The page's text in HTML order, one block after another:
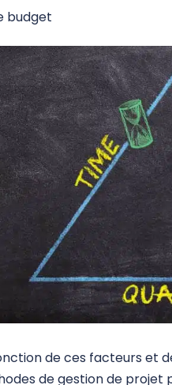
budget
de ces facteurs et
de gestion de projet